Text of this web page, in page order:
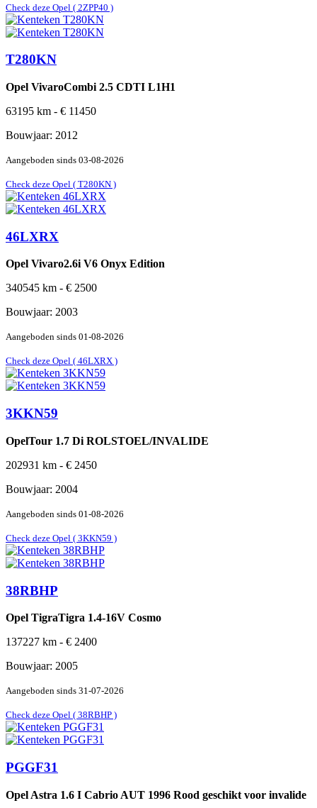
Check deze Opel ( 2ZPP40 )
T280KN
Opel VivaroCombi 2.5 CDTI L1H1
63195 km - € 11450
Bouwjaar: 2012
Aangeboden sinds 03-08-2026
Check deze Opel ( T280KN )
46LXRX
Opel Vivaro2.6i V6 Onyx Edition
340545 km - € 2500
Bouwjaar: 2003
Aangeboden sinds 01-08-2026
Check deze Opel ( 46LXRX )
3KKN59
OpelTour 1.7 Di ROLSTOEL/INVALIDE
202931 km - € 2450
Bouwjaar: 2004
Aangeboden sinds 01-08-2026
Check deze Opel ( 3KKN59 )
38RBHP
Opel TigraTigra 1.4-16V Cosmo
137227 km - € 2400
Bouwjaar: 2005
Aangeboden sinds 31-07-2026
Check deze Opel ( 38RBHP )
PGGF31
Opel Astra 1.6 I Cabrio AUT 1996 Rood geschikt voor invalide